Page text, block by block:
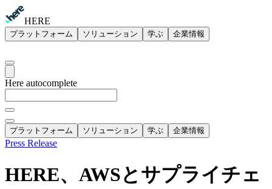
HERE
プラットフォーム ソリューション 学ぶ 企業情報
Here autocomplete
プラットフォーム ソリューション 学ぶ 企業情報
Press Release
HERE、AWSとサプライチェ